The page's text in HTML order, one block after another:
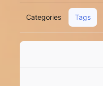
Categories Tags